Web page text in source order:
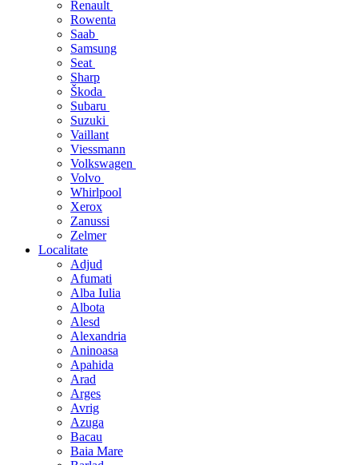
Renault
Rowenta
Saab
Samsung
Seat
Sharp
Škoda
Subaru
Suzuki
Vaillant
Viessmann
Volkswagen
Volvo
Whirlpool
Xerox
Zanussi
Zelmer
Localitate
Adjud
Afumati
Alba Iulia
Albota
Alesd
Alexandria
Aninoasa
Apahida
Arad
Arges
Avrig
Azuga
Bacau
Baia Mare